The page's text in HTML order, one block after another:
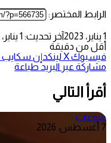
الرابط المختصر:
1 يناير، 2023
آخر تحديث: 1 يناير، 2023
أقل من دقيقة
فيسبوك‫Xلينكدإن سكايب
مشاركة عبر البريد طباعة
أقرأ التالي
منوعات
7 أغسطس، 2026